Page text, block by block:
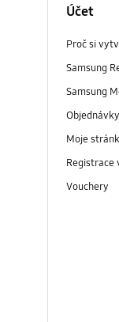
Účet
Proč si
Samsung
Samsung
Moje
Registrace
Vouchery